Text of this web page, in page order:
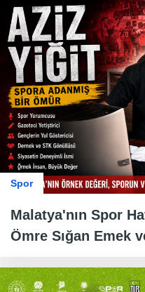
Spor
Malatya'nın Spor
Ömre Sığan Emek